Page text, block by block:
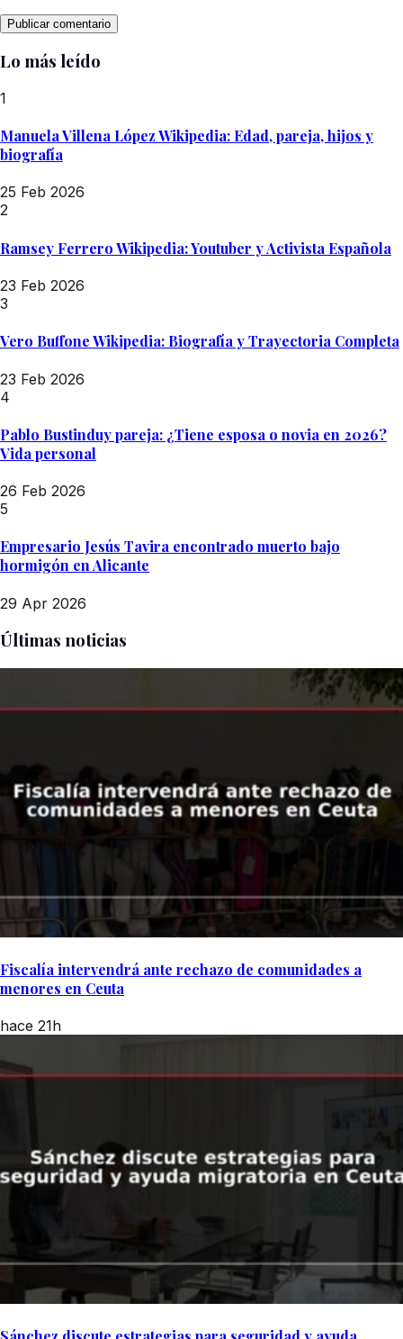
Lo más leído
1
Manuela Villena López Wikipedia: Edad, pareja, hijos y
biografía
25 Feb 2026
2
Ramsey Ferrero Wikipedia: Youtuber y Activista Española
23 Feb 2026
3
Vero Buffone Wikipedia: Biografía y Trayectoria Completa
23 Feb 2026
4
Pablo Bustinduy pareja: ¿Tiene esposa o novia en 2026?
Vida personal
26 Feb 2026
5
Empresario Jesús Tavira encontrado muerto bajo
hormigón en Alicante
29 Apr 2026
Últimas noticias
Fiscalía intervendrá ante rechazo de comunidades a
menores en Ceuta
hace 21h